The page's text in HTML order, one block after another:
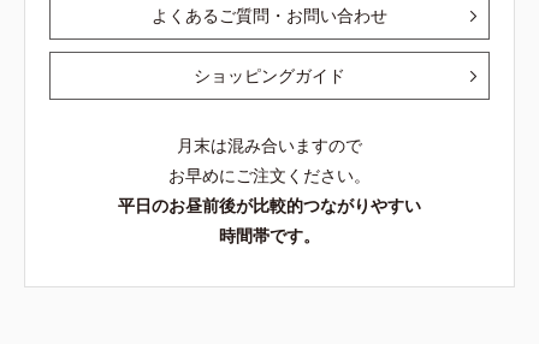
よくあるご質問・お問い合わせ
ショッピングガイド
月末は混み合いますので
お早めにご注文ください。
平日のお昼前後が比較的つながりやすい
時間帯です。